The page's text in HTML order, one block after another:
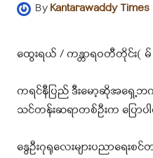
ByKantarawaddy Times
ထွေးရယ် / ကန္တာရဝတီတိုင်း(
ကရင်နီပြည် ဒီးမော့ဆိုအရှ
သင်တန်းဆရာတစ်ဦးက ပြော
နွေဦးဂုရုလေးများပညာရေ